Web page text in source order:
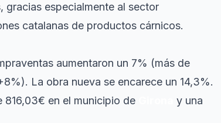
gracias especialmente al sector
catalanas de productos cárnicos.
aumentaron un 7% (más de
La obra nueva se encarece un 14,3%.
816,03€ en el municipio de
y una